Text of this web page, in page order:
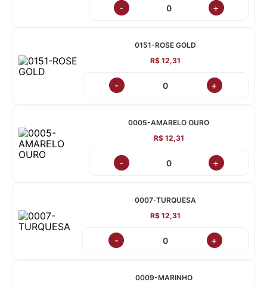
- +
0151-ROSE GOLD
R$ 12,31
- +
0005-AMARELO OURO
R$ 12,31
- +
0007-TURQUESA
R$ 12,31
- +
0009-MARINHO